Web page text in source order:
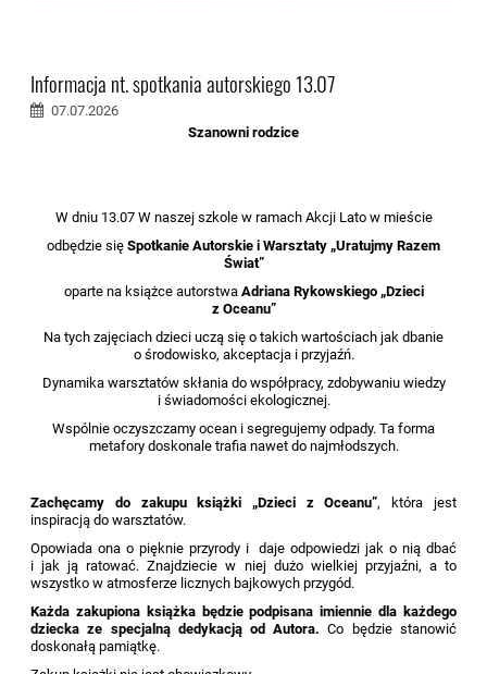
Informacja nt. spotkania autorskiego 13.07
07.07.2026
Szanowni rodzice
W dniu 13.07 W naszej szkole w ramach Akcji Lato w mieście
odbędzie się Spotkanie Autorskie i Warsztaty „Uratujmy Razem
Świat”
oparte na książce autorstwa Adriana Rykowskiego „Dzieci
z Oceanu”
Na tych zajęciach dzieci uczą się o takich wartościach jak dbanie
o środowisko, akceptacja i przyjaźń.
Dynamika warsztatów skłania do współpracy, zdobywaniu wiedzy
i świadomości ekologicznej.
Wspólnie oczyszczamy ocean i segregujemy odpady. Ta forma
metafory doskonale trafia nawet do najmłodszych.
Zachęcamy do zakupu książki „Dzieci z Oceanu”, która jest
inspiracją do warsztatów.
Opowiada ona o pięknie przyrody i daje odpowiedzi jak o nią dbać
i jak ją ratować. Znajdziecie w niej dużo wielkiej przyjaźni, a to
wszystko w atmosferze licznych bajkowych przygód.
Każda zakupiona książka będzie podpisana imiennie dla każdego
dziecka ze specjalną dedykacją od Autora.Co będzie stanowić
doskonałą pamiątkę.